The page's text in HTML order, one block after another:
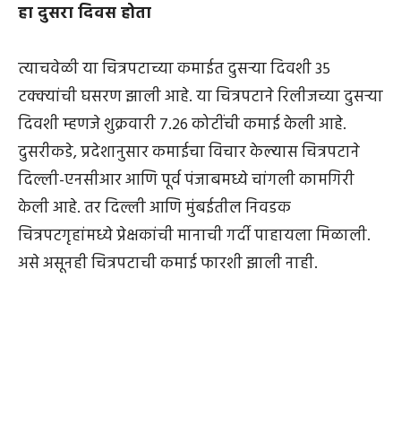
हा दुसरा दिवस होता
त्याचवेळी या चित्रपटाच्या कमाईत दुसऱ्या दिवशी 35
टक्क्यांची घसरण झाली आहे. या चित्रपटाने रिलीजच्या दुसऱ्या
दिवशी म्हणजे शुक्रवारी 7.26 कोटींची कमाई केली आहे.
दुसरीकडे, प्रदेशानुसार कमाईचा विचार केल्यास चित्रपटाने
दिल्ली-एनसीआर आणि पूर्व पंजाबमध्ये चांगली कामगिरी
केली आहे. तर दिल्ली आणि मुंबईतील निवडक
चित्रपटगृहांमध्ये प्रेक्षकांची मानाची गर्दी पाहायला मिळाली.
असे असूनही चित्रपटाची कमाई फारशी झाली नाही.